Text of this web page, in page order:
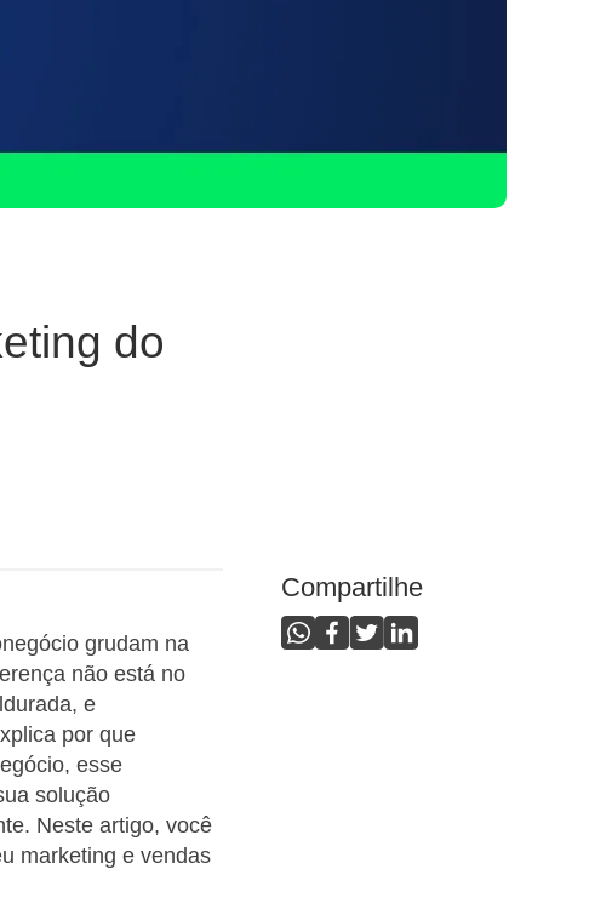
do
grudam na
não está no
e
por que
esse
solução
Neste artigo, você
marketing e vendas
Compartilhe